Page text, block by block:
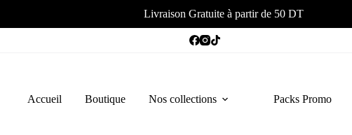
Livraison Gratuite à partir de 50 DT
Accueil Boutique Nos collections Packs Promo